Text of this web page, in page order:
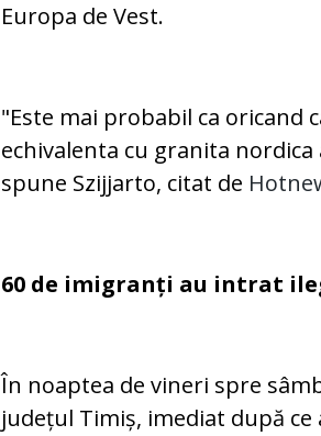
Europa de Vest.
"Este mai probabil ca oricand
echivalenta cu granita nordica
spune Szijjarto, citat de
60 de imigranți au intrat
În noaptea de vineri spre
județul Timiș, imediat după